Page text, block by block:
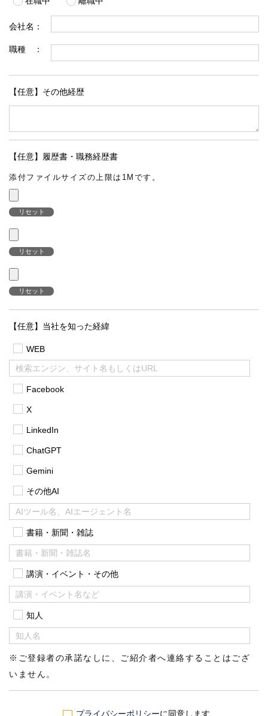
会社名：
職種 ：
【任意】その他経歴
【任意】履歴書・職務経歴書
添付ファイルサイズの上限は1Mです。
リセット
リセット
リセット
【任意】当社を知った経緯
WEB
Facebook
X
LinkedIn
ChatGPT
Gemini
その他AI
書籍・新聞・雑誌
講演・イベント・その他
知人
※ご登録者の承諾なしに、ご紹介者へ連絡することはござ
いません。
プライバシーポリシーに同意します